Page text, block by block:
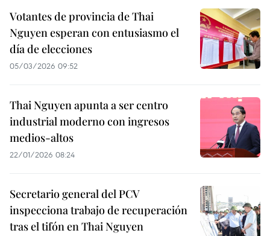
Votantes de provincia de Thai
Nguyen esperan con entusiasmo el
día de elecciones
05/03/2026 09:52
Thai Nguyen apunta a ser centro
industrial moderno con ingresos
medios-altos
22/01/2026 08:24
Secretario general del PCV
inspecciona trabajo de recuperación
tras el tifón en Thai Nguyen